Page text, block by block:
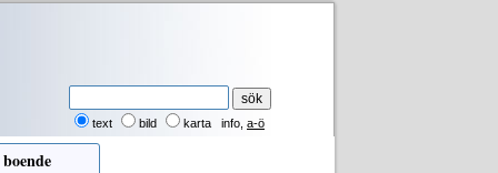
text bild karta info a-ö